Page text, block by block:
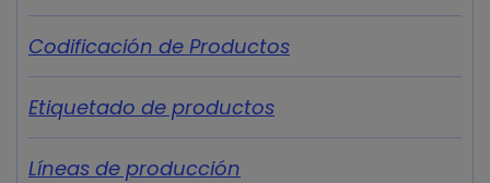
Codificación de Productos
Etiquetado de productos
Líneas de producción